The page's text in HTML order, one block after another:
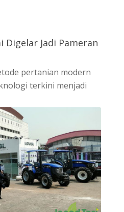
Digelar Jadi Pameran
pertanian modern
terkini menjadi